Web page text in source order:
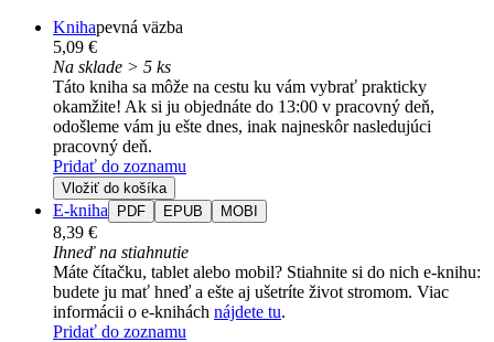
Knihapevná väzba
5,09 €
Na sklade > 5 ks
Táto kniha sa môže na cestu ku vám vybrať prakticky
okamžite! Ak si ju objednáte do 13:00 v pracovný deň,
odošleme vám ju ešte dnes, inak najneskôr nasledujúci
pracovný deň.
Pridať do zoznamu
Vložiť do košíka
E-kniha PDF EPUB MOBI
8,39 €
Ihneď na stiahnutie
Máte čítačku, tablet alebo mobil? Stiahnite si do nich e-knihu:
budete ju mať hneď a ešte aj ušetríte život stromom. Viac
informácii o e-knihách nájdete tu.
Pridať do zoznamu